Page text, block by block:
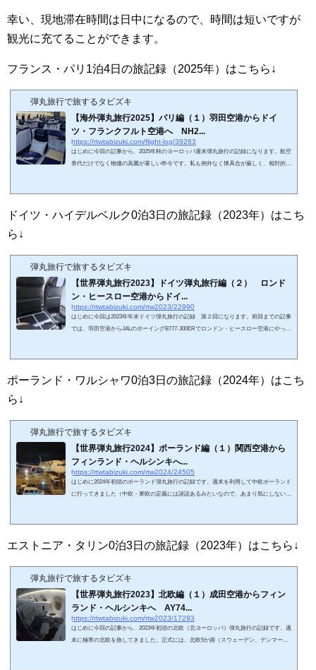
幸い、現地滞在時間は日中になるので、時間は短いですが
観光に充てることができます。
フランス・パリ1泊4日の旅記録（2025年）はこちら↓
弾丸旅行で旅するタビズキ
【海外弾丸旅行2025】パリ編（１）羽田空港からドイ
ツ・フランクフルト空港へ NH2...
https://rtwtabizuki.com/flight-log/39283
はじめに今回の記事から、2025年秋のヨーロッパ週末弾丸旅行の記録になります。航空
券代だけでなく物価の高騰が著しい昨今です。私も例外なく懐具合が厳しく、相対的に
定が入ってキャンセルになるかもしれませんが、これは事前に読めないのでリスクは覚
ドイツ・ハイデルベルク0泊3日の旅記録（2023年）はこち
ら↓
弾丸旅行で旅するタビズキ
【世界弾丸旅行2023】ドイツ弾丸旅行編（２） ロンド
ン・ヒースロー空港からドイ...
https://rtwtabizuki.com/rtw2023/22990
はじめに今回は2023年年末ドイツ弾丸旅行の記録 第２回になります。前回までの記事
では、羽田空港からJALのボーイングB777-300ERでロンドン・ヒースロー空港にやって
到着して、ドイツ・フランクフルト空港へ乗り継ぐ予定です。搭乗予定のブリティッシ
ポーランド・ワルシャワ0泊3日の旅記録（2024年）はこち
ら↓
弾丸旅行で旅するタビズキ
【世界弾丸旅行2024】ポーランド編（１）関西空港から
フィンランド・ヘルシンキへ...
https://rtwtabizuki.com/rtw2024/24505
はじめに2024年初頭のポーランド弾丸旅行の記録です。週末を利用して中欧ポーランド
に行ってきました（中欧・東欧の定義には諸説あるみたいなので、あまり気にしないで
航空会社で、ファーストクラスがあり、JALダイヤモンド会員でも利用できるラウンジ
エストニア・タリン0泊3日の旅記録（2023年）はこちら↓
弾丸旅行で旅するタビズキ
【世界弾丸旅行2023】北欧編（１）成田空港からフィン
ランド・ヘルシンキへ AY74...
https://rtwtabizuki.com/rtw2023/17293
はじめに今回の記事から、2023年初頭の北欧（北ヨーロッパ）弾丸旅行の記録です。週
末に極寒の北欧を旅してきました。正式には、北欧5か国（スウェーデン、デンマー